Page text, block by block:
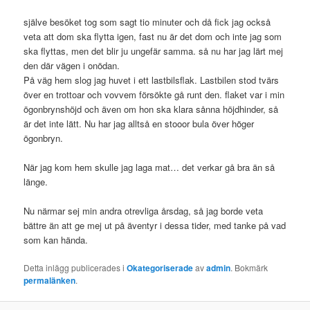
själve besöket tog som sagt tio minuter och då fick jag också
veta att dom ska flytta igen, fast nu är det dom och inte jag som
ska flyttas, men det blir ju ungefär samma. så nu har jag lärt mej
den där vägen i onödan.
På väg hem slog jag huvet i ett lastbilsflak. Lastbilen stod tvärs
över en trottoar och vovvem försökte gå runt den. flaket var i min
ögonbrynshöjd och även om hon ska klara sånna höjdhinder, så
är det inte lätt. Nu har jag alltså en stooor bula över höger
ögonbryn.
När jag kom hem skulle jag laga mat… det verkar gå bra än så
länge.
Nu närmar sej min andra otrevliga årsdag, så jag borde veta
bättre än att ge mej ut på äventyr i dessa tider, med tanke på vad
som kan hända.
Detta inlägg publicerades iOkategoriseradeavadmin. Bokmärk
permalänken.